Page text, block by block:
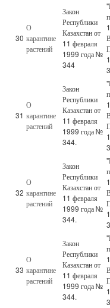
30
О
карантине
растений
Закон
Республики
Казахстан от
11 февраля
1999 года №
344
31
О
карантине
растений
Закон
Республики
Казахстан от
11 февраля
1999 года №
344.
32
О
карантине
растений
Закон
Республики
Казахстан от
11 февраля
1999 года №
344.
33
О
карантине
растений
Закон
Республики
Казахстан от
11 февраля
1999 года №
344.